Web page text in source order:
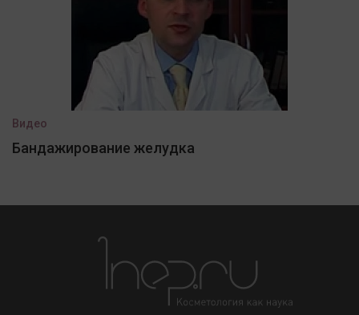
Видео
Бандажирование желудка